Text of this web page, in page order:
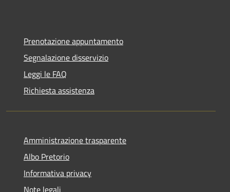
Prenotazione appuntamento
Segnalazione disservizio
Leggi le FAQ
Richiesta assistenza
Amministrazione trasparente
Albo Pretorio
Informativa privacy
Note legali